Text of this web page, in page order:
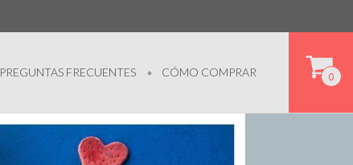
PREGUNTAS FRECUENTES CÓMO COMPRAR 0